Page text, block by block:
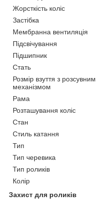
Жорсткість коліс
Застібка
Мембранна вентиляція
Підсвічування
Підшипник
Стать
Розмір взуття з розсувним
механізмом
Рама
Розташування коліс
Стан
Стиль катання
Тип
Тип черевика
Тип роликів
Колір
Захист для роликів